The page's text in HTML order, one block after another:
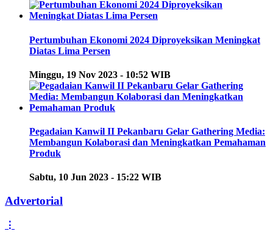
Pertumbuhan Ekonomi 2024 Diproyeksikan Meningkat
Diatas Lima Persen
Minggu, 19 Nov 2023 - 10:52 WIB
Pegadaian Kanwil II Pekanbaru Gelar Gathering Media:
Membangun Kolaborasi dan Meningkatkan Pemahaman
Produk
Sabtu, 10 Jun 2023 - 15:22 WIB
Advertorial
⋮